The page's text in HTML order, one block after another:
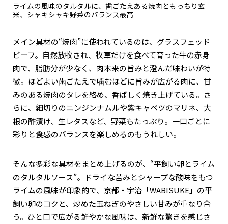
ライムの風味のタルタルに、歯ごたえある焼肉ともっちり玄
米、シャキシャキ野菜のバランス最高
メイン具材の“焼肉”に使われているのは、グラスフェッド
ビーフ。自然放牧され、牧草だけを食べて育った牛の赤身
肉で、脂肪分が少なく、肉本来の旨みと澄んだ味わいが特
徴。ほどよい歯ごたえで噛むほどに旨みが広がる肉に、甘
みのある焼肉のタレを絡め、香ばしく焼き上げている。さ
らに、細切りのニンジンナムルや紫キャベツのマリネ、大
根の酢漬け、生レタスなど、野菜もたっぷり。一口ごとに
彩りと食感のバランスを楽しめるのもうれしい。
そんな多彩な具材をまとめ上げるのが、“平飼い卵とライム
のタルタルソース”。ドライな苦みとシャープな酸味をもつ
ライムの風味が印象的で、京都・宇治「WABISUKE」の平
飼い卵のコクと、炒めた玉ねぎのやさしい甘みが重なり合
う。ひと口で広がる鮮やかな風味は、新鮮な驚きを感じさ